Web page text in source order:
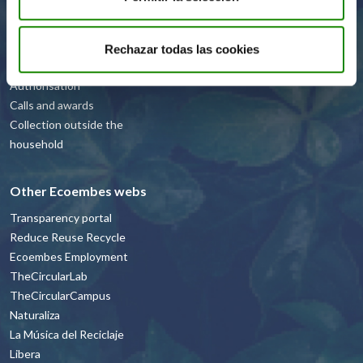
Rechazar todas las cookies
recommendations
Authorisation
Calls and awards
Collection outside the
household
Other Ecoembes webs
Transparency portal
Reduce Reuse Recycle
Ecoembes Employment
TheCircularLab
TheCircularCampus
Naturaliza
La Música del Reciclaje
Libera